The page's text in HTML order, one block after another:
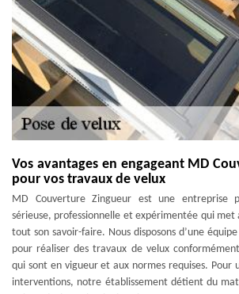
Vos avantages en engageant MD
pour vos travaux de velux
MD Couverture Zingueur est une entreprise
sérieuse, professionnelle et expérimentée qui met
tout son savoir-faire. Nous disposons d’une
pour réaliser des travaux de velux
qui sont en vigueur et aux normes requises. Pour
interventions, notre établissement détient du